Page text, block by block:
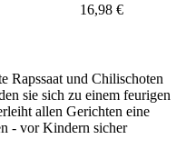
16,98 €
Rapssaat und Chilischoten
sie sich zu einem feurigen
allen Gerichten eine
- vor Kindern sicher